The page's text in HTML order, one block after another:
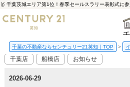
千葉の不動産ならセンチュリー21英知｜TOP
千葉店 船橋店 お知らせ
2026-06-29